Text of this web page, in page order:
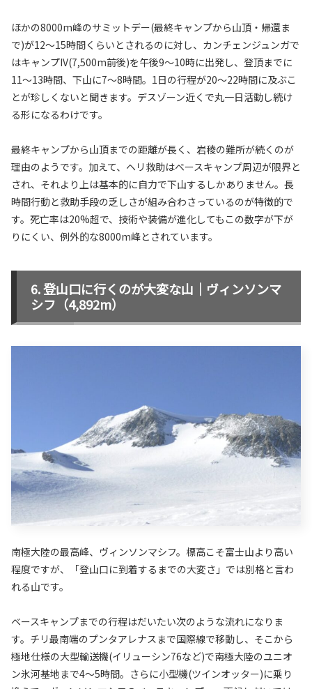
ほかの8000m峰のサミットデー(最終キャンプから山頂・帰還ま
で)が12〜15時間くらいとされるのに対し、カンチェンジュンガで
はキャンプIV(7,500m前後)を午後9〜10時に出発し、登頂までに
11〜13時間、下山に7〜8時間。1日の行程が20〜22時間に及ぶこ
とが珍しくないと聞きます。デスゾーン近くで丸一日活動し続け
る形になるわけです。
最終キャンプから山頂までの距離が長く、岩稜の難所が続くのが
理由のようです。加えて、ヘリ救助はベースキャンプ周辺が限界と
され、それより上は基本的に自力で下山するしかありません。長
時間行動と救助手段の乏しさが組み合わさっているのが特徴的で
す。死亡率は20%超で、技術や装備が進化してもこの数字が下が
りにくい、例外的な8000m峰とされています。
登山口に行くのが大変な山｜ヴィンソンマ
シフ（4,892m）
南極大陸の最高峰、ヴィンソンマシフ。標高こそ富士山より高い
程度ですが、「登山口に到着するまでの大変さ」では別格と言わ
れる山です。
ベースキャンプまでの行程はだいたい次のような流れになりま
す。チリ最南端のプンタアレナスまで国際線で移動し、そこから
極地仕様の大型輸送機(イリューシン76など)で南極大陸のユニオ
ン氷河基地まで4〜5時間。さらに小型機(ツインオッター)に乗り